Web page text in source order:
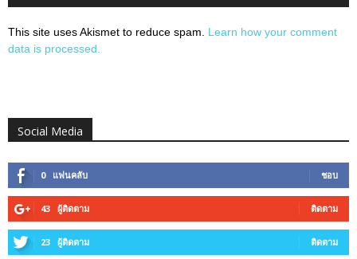
This site uses Akismet to reduce spam. Learn how your comment
data is processed.
Social Media
0 แฟนคลับ ชอบ
43 ผู้ติดตาม ติดตาม
23 ผู้ติดตาม ติดตาม